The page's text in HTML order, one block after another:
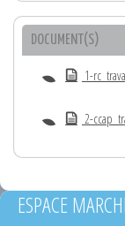
DOCUMENT(S)
1-
2-
ESPACE